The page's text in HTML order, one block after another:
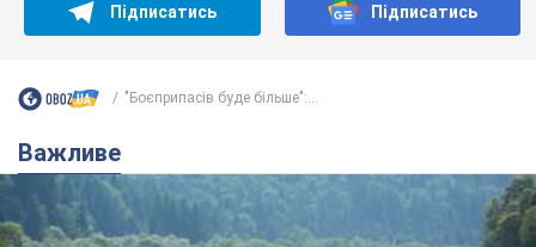
Підписатись Підписатись
"Боєприпасів буде більше":...
Важливе